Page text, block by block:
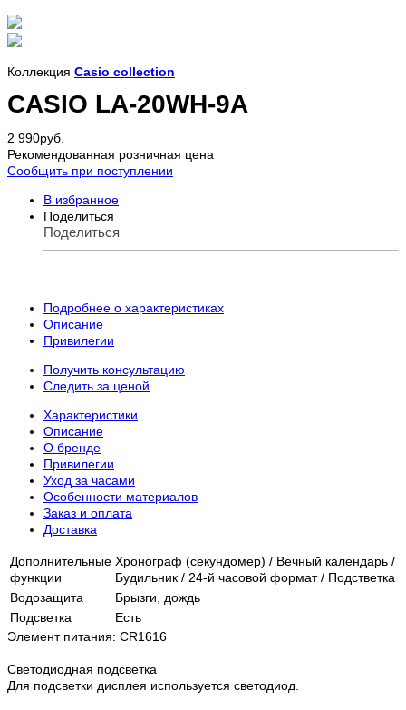
Коллекция Casio collection
CASIO LA-20WH-9A
2 990руб.
Рекомендованная розничная цена
Сообщить при поступлении
В избранное
Поделиться
Поделиться
Подробнее о характеристиках
Описание
Привилегии
Получить консультацию
Следить за ценой
Характеристики
Описание
О бренде
Привилегии
Уход за часами
Особенности материалов
Заказ и оплата
Доставка
Дополнительные
функции
Хронограф (секундомер) / Вечный календарь /
Будильник / 24-й часовой формат / Подстветка
Водозащита
Брызги, дождь
Подсветка
Есть
Элемент питания: CR1616
Светодиодная подсветка
Для подсветки дисплея используется светодиод.